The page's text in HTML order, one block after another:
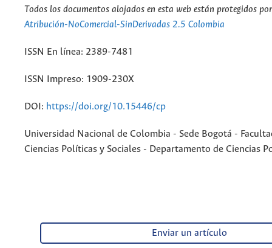
Todos los documentos alojados en esta web están protegidos
Atribución-NoComercial-SinDerivadas 2.5 Colombia
ISSN En línea: 2389-7481
ISSN Impreso: 1909-230X
DOI: https://doi.org/10.15446/cp
Universidad Nacional de Colombia - Sede Bogotá -
Ciencias Políticas y Sociales - Departamento de Ciencias
Enviar un artículo